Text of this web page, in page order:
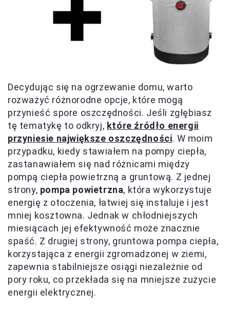
Decydując się na ogrzewanie domu, warto
rozważyć różnorodne opcje, które mogą
przynieść spore oszczędności. Jeśli zgłębiasz
tę tematykę to odkryj, które źródło energii
przyniesie największe oszczędności. W moim
przypadku, kiedy stawiałem na pompy ciepła,
zastanawiałem się nad różnicami między
pompą ciepła powietrzną a gruntową. Z jednej
strony, pompa powietrzna, która wykorzystuje
energię z otoczenia, łatwiej się instaluje i jest
mniej kosztowna. Jednak w chłodniejszych
miesiącach jej efektywność może znacznie
spaść. Z drugiej strony, gruntowa pompa ciepła,
korzystająca z energii zgromadzonej w ziemi,
zapewnia stabilniejsze osiągi niezależnie od
pory roku, co przekłada się na mniejsze zużycie
energii elektrycznej.